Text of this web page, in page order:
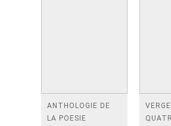
ANTHOLOGIE DE
LA POESIE